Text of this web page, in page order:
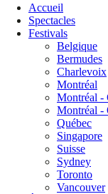
Accueil
Spectacles
Festivals
Belgique
Bermudes
Charlevoix
Montréal
Montréal -
Montréal -
Québec
Singapore
Suisse
Sydney
Toronto
Vancouver